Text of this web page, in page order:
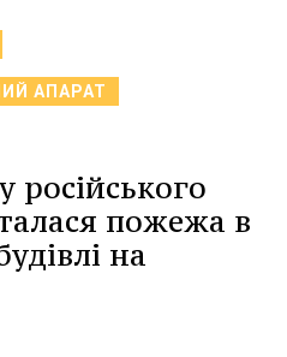
АПАРАТ
російського
пожежа в
на